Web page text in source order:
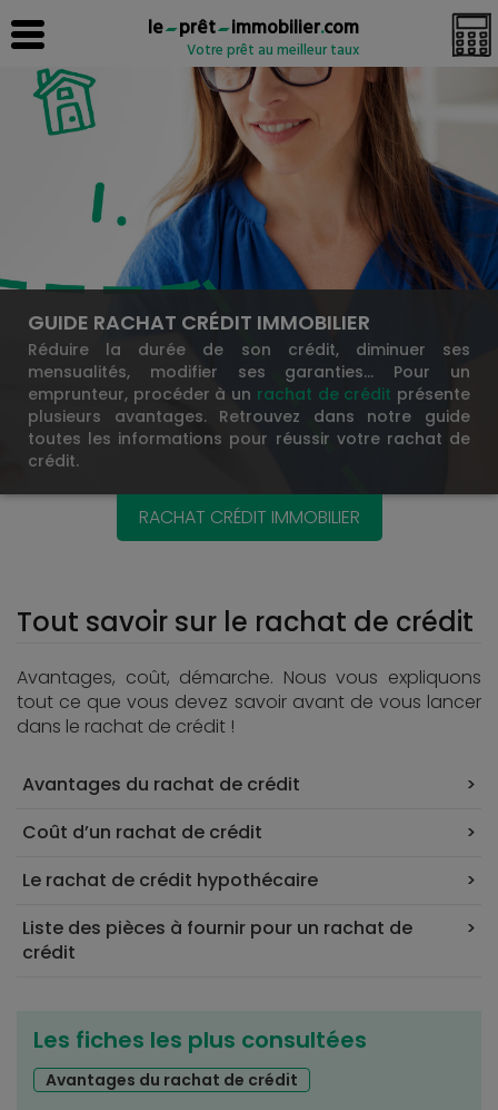
le prêt immobilier.com
Votre prêt au meilleur taux
GUIDE RACHAT CRÉDIT IMMOBILIER
Réduire la durée de son crédit, diminuer ses
mensualités, modifier ses garanties… Pour un
emprunteur, procéder à un rachat de crédit présente
plusieurs avantages. Retrouvez dans notre guide
toutes les informations pour réussir votre rachat de
crédit.
RACHAT CRÉDIT IMMOBILIER
Tout savoir sur le rachat de crédit
Avantages, coût, démarche. Nous vous expliquons
tout ce que vous devez savoir avant de vous lancer
dans le rachat de crédit !
Avantages du rachat de crédit
Coût d’un rachat de crédit
Le rachat de crédit hypothécaire
Liste des pièces à fournir pour un rachat de
crédit
Les fiches les plus consultées
Avantages du rachat de crédit